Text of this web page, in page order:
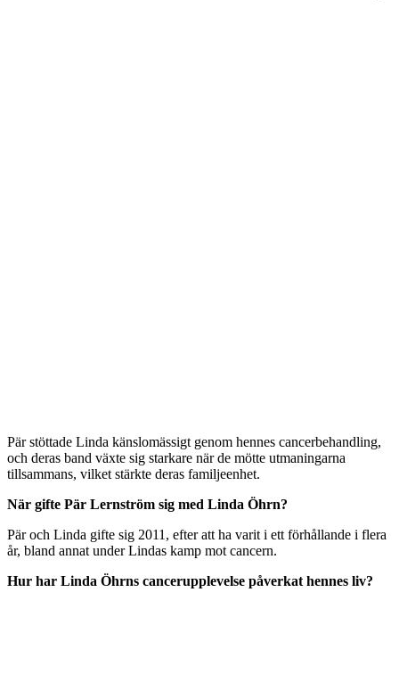
Pär stöttade Linda känslomässigt genom hennes cancerbehandling,
och deras band växte sig starkare när de mötte utmaningarna
tillsammans, vilket stärkte deras familjeenhet.
När gifte Pär Lernström sig med Linda Öhrn?
Pär och Linda gifte sig 2011, efter att ha varit i ett förhållande i flera
år, bland annat under Lindas kamp mot cancern.
Hur har Linda Öhrns cancerupplevelse påverkat hennes liv?